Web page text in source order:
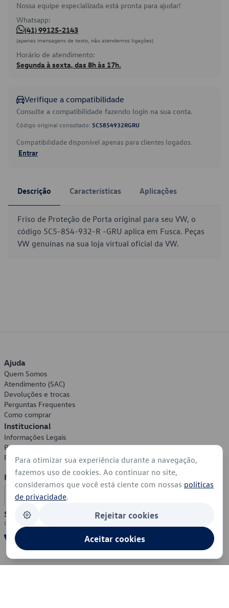
Nossa equipe especializada está pronta para ajudar!
Whatsapp:
(41) 99125-2143
(apenas mensagens de texto, não atendemos ligações)
Horário de atendimento:
Segunda à sexta, das 8h às 17h.
Verifique a compatibilidade
Consulte a compatibilidade fazendo login na sua conta.
Código original consultado: 5C5854932RGRU
Compatibilidade disponível apenas para clientes logados.
Entrar
Descrição Características Aplicações
Friso de Proteção de Porta original para seu VW, o
código 5C5-854-932-R -GRU aplica em Fusca. Peças
VW genuínas na sua loja virtual oficial da VW.
Ajuda
Quem Somos
Atendimento (SAC)
Devoluções e trocas
Perguntas Frequentes
Como comprar
Institucional
Informações Legais
Política de Privacidade
Política de Cookies
Formas de Pagamento
Segurança
Para otimizar sua experiência durante a navegação,
fazemos uso de cookies. Ao continuar no site,
consideramos que você está ciente com nossas políticas
de privacidade.
Rejeitar cookies
Aceitar cookies